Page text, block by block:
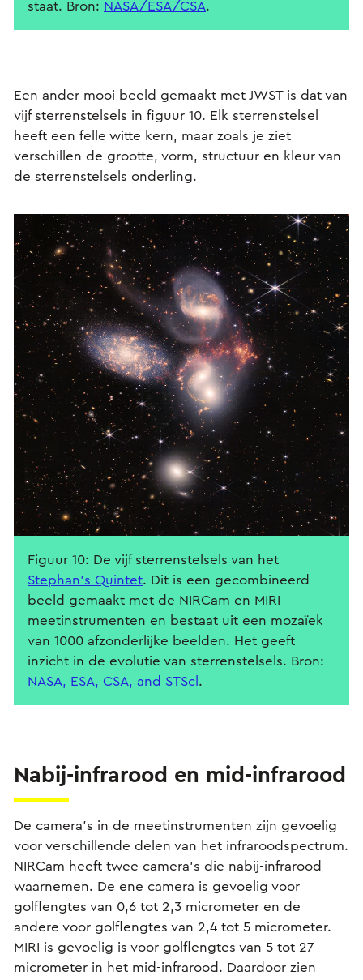
staat. Bron: NASA/ESA/CSA.
Een ander mooi beeld gemaakt met JWST is dat van
vijf sterrenstelsels in figuur 10. Elk sterrenstelsel
heeft een felle witte kern, maar zoals je ziet
verschillen de grootte, vorm, structuur en kleur van
de sterrenstelsels onderling.
Figuur 10: De vijf sterrenstelsels van het
Stephan’s Quintet. Dit is een gecombineerd
beeld gemaakt met de NIRCam en MIRI
meetinstrumenten en bestaat uit een mozaïek
van 1000 afzonderlijke beelden. Het geeft
inzicht in de evolutie van sterrenstelsels. Bron:
NASA, ESA, CSA, and STScl .
Nabij-infrarood en mid-infrarood
De camera’s in de meetinstrumenten zijn gevoelig
voor verschillende delen van het infraroodspectrum.
NIRCam heeft twee camera’s die nabij-infrarood
waarnemen. De ene camera is gevoelig voor
golflengtes van 0,6 tot 2,3 micrometer en de
andere voor golflengtes van 2,4 tot 5 micrometer.
MIRI is gevoelig is voor golflengtes van 5 tot 27
micrometer in het mid-infrarood. Daardoor zien